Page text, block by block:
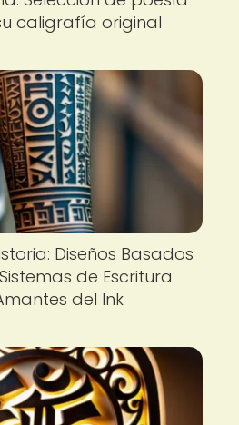
caligrafía original
Diseños Basados
de Escritura
del Ink